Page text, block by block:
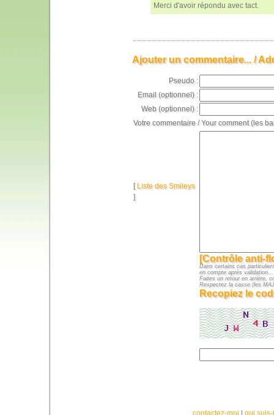
Merci d'avoir répondu avec tact.
Ajouter un commentaire... /
Pseudo :
Email (optionnel) :
Web (optionnel) :
Votre commentaire / Your comment (les
[ Liste des Smileys
]
[Contrôle anti-
Dans certains cas
en compte après
Faites un retour en arrière,
Respectez la casse (les
Recopiez le
contactez-moi qui